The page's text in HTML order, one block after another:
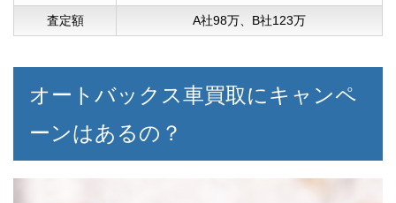
査定額 A社98万、B社123万
オートバックス車買取にキャンペ
ーンはあるの？